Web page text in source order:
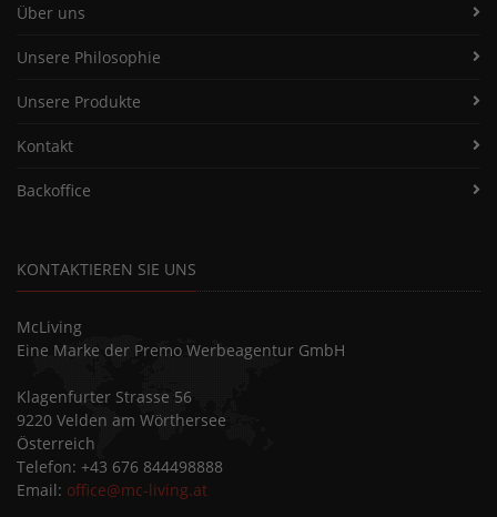
Über uns
Unsere Philosophie
Unsere Produkte
Kontakt
Backoffice
KONTAKTIEREN SIE UNS
McLiving
Eine Marke der Premo Werbeagentur GmbH
Klagenfurter Strasse 56
9220 Velden am Wörthersee
Österreich
Telefon: +43 676 844498888
Email: office@mc-living.at